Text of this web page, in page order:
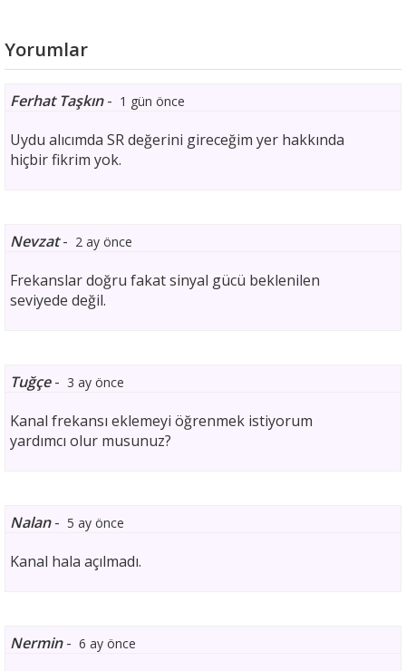
Yorumlar
Ferhat Taşkın- 1 gün önce
Uydu alıcımda SR değerini gireceğim yer hakkında
hiçbir fikrim yok.
Nevzat- 2 ay önce
Frekanslar doğru fakat sinyal gücü beklenilen
seviyede değil.
Tuğçe- 3 ay önce
Kanal frekansı eklemeyi öğrenmek istiyorum
yardımcı olur musunuz?
Nalan- 5 ay önce
Kanal hala açılmadı.
Nermin- 6 ay önce